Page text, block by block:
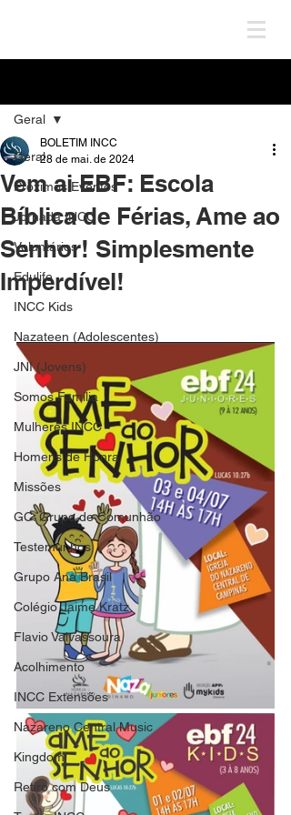
Geral
Próximos Eventos
Jornada INCC
Voluntários
Edulife
INCC Kids
Nazateen (Adolescentes)
JNI (Jovens)
Somos Família
Mulheres INCC
Homens de Honra
Missões
GC: Grupo de Comunhão
Testemunhos
Grupo Ana Brasil
Colégio Jaime Kratz
Flavio Valvassoura
Acolhimento
INCC Extensões
Nazareno Central Music
Kingdom
Retiro com Deus
Geral
Vem ai EBF: Escola
Bíblica de Férias, Ame ao
Senhor! Simplesmente
Imperdível!
BOLETIM INCC
28 de mai. de 2024